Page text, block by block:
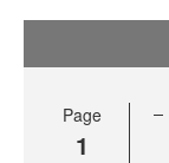
Page
1